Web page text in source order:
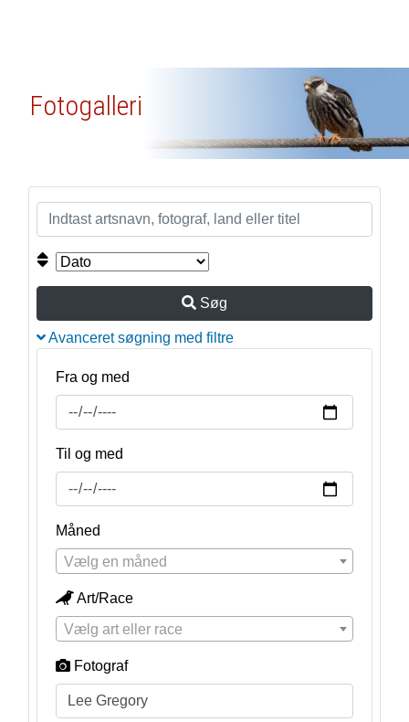
Fotogalleri
Søg
Avanceret søgning med filtre
Fra og med
Til og med
Måned
Vælg en måned
Art/Race
Vælg art eller race
Fotograf